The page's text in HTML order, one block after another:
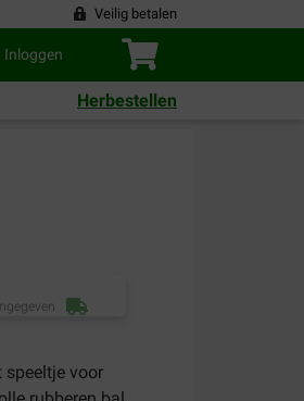
Veilig betalen
Inloggen
Herbestellen
speeltje voor